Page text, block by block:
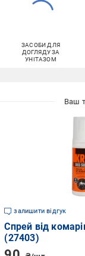
ЗАСОБИ ДЛЯ
ДОГЛЯДУ ЗА
УНІТАЗОМ
залишити відгук
Спрей від
(27403)